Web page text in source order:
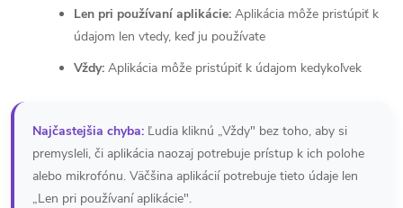
Len pri používaní aplikácie: Aplikácia môže pristúpiť k
údajom len vtedy, keď ju používate
Vždy: Aplikácia môže pristúpiť k údajom kedykoľvek
Najčastejšia chyba: Ľudia kliknú „Vždy" bez toho, aby si
premysleli, či aplikácia naozaj potrebuje prístup k ich polohe
alebo mikrofónu. Väčšina aplikácií potrebuje tieto údaje len
„Len pri používaní aplikácie".